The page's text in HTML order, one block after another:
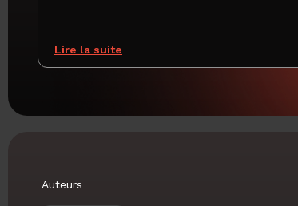
Lire la suite
Auteurs